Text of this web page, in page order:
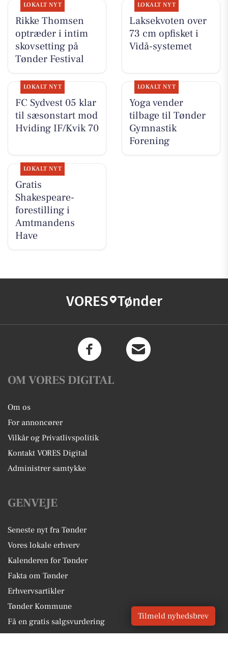
LOKALT NYT
Rikke Thomsen
optræder i intim
skovsetting på
Tønder Festival
LOKALT NYT
Laksekvoten over
73 cm opfisket i
Vidå-systemet
LOKALT NYT
FC Sydvest 05 klar
til sæsonstart mod
Hviding IF/Kvik 70
LOKALT NYT
Yoga vender
tilbage til Tønder
Gymnastik
Forening
LOKALT NYT
Gratis
Shakespeare-
forestilling i
Amtmandens
Have
VORES Tønder
OM VORES DIGITAL
Om os
For annoncører
Vilkår og Privatlivspolitik
Kontakt VORES Digital
Administrer samtykke
GENVEJE
Seneste nyt fra Tønder
Vores lokale erhverv
Kalenderen for Tønder
Fakta om Tønder
Erhvervsartikler
Tønder Kommune
Få en gratis salgsvurdering
Tilmeld nyhedsbrev